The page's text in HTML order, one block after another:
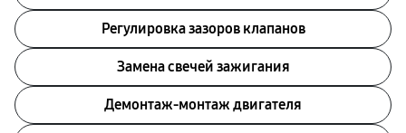
Регулировка зазоров клапанов
Замена свечей зажигания
Демонтаж-монтаж двигателя